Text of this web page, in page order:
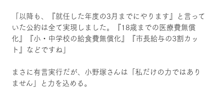
「以降も、『就任した年度の3月までにやります』と言って
いた公約は全て実現しました。『18歳までの医療費無償
化』『小・中学校の給食費無償化』『市長給与の3割カッ
ト』などですね」
まさに有言実行だが、小野塚さんは「私だけの力ではあり
ません」と力を込める。